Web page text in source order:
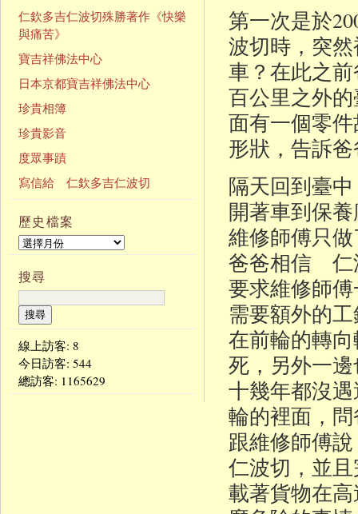
第一次是於
波切時，突
車？在此之
百公里之外
面有一個零
形狀，告訴
隔天回到臺
開著車到保
維修師傅只
爸爸相信 仁
要求維修師
需要額外的
在前輪的轉
死，另外一
十幾年都沒
輪的裡面，
跟維修師傅
仁波切，並
載著貨物在
仁欽多吉仁波切殊勝著作《快樂
與痛苦》
寶吉祥佛法中心
日本京都寶吉祥佛法中心
珍貴相簿
珍貴影音
度眾事蹟
寫信給 仁欽多吉仁波切
歷史檔案
搜尋
線上訪客: 8
今日訪客: 544
總訪客: 1165629